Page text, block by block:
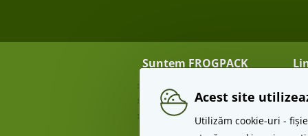
Suntem FROGPACK
Contact
Angro
Acest site
Utilizăm cookie-uri -